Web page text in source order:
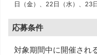
日（金）、22日（水）、23
応募条件
対象期間中に開催され